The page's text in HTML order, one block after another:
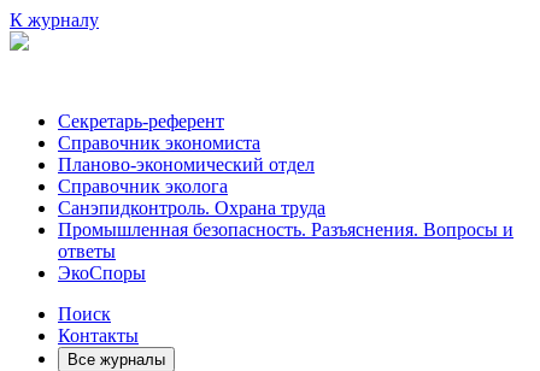
К журналу
Секретарь-референт
Справочник экономиста
Планово-экономический отдел
Справочник эколога
Санэпидконтроль. Охрана труда
Промышленная безопасность. Разъяснения. Вопросы и
ответы
ЭкоСпоры
Поиск
Контакты
Все журналы